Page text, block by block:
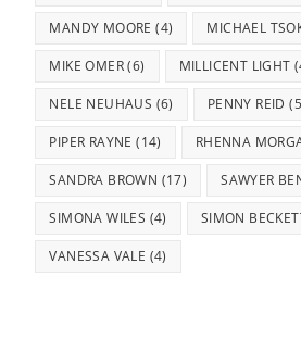
MANDY MOORE (4) MICHAEL
MIKE OMER(6) MILLICENT LIGHT
NELE NEUHAUS (6) PENNY REID
PIPER RAYNE (14) RHENNA
SANDRA BROWN (17) SAWYER
SIMONA WILES (4) SIMON
VANESSA VALE (4)